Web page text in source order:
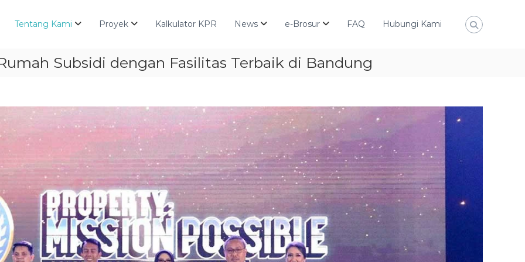
Tentang Kami Proyek Kalkulator KPR News e-Brosur FAQ Hubungi Kami
Subsidi dengan Fasilitas Terbaik di Bandung